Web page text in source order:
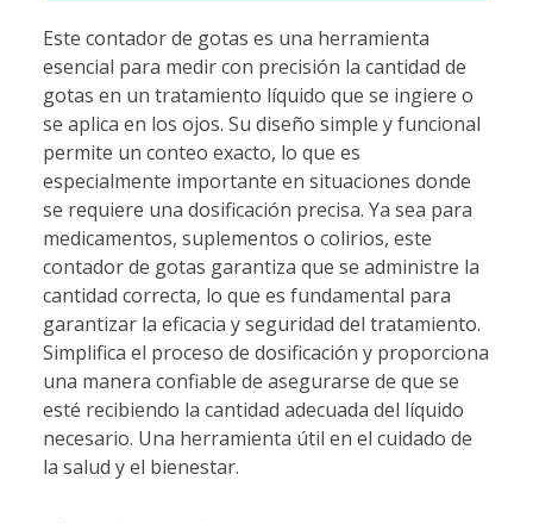
Este contador de gotas es una herramienta
esencial para medir con precisión la cantidad de
gotas en un tratamiento líquido que se ingiere o
se aplica en los ojos. Su diseño simple y funcional
permite un conteo exacto, lo que es
especialmente importante en situaciones donde
se requiere una dosificación precisa. Ya sea para
medicamentos, suplementos o colirios, este
contador de gotas garantiza que se administre la
cantidad correcta, lo que es fundamental para
garantizar la eficacia y seguridad del tratamiento.
Simplifica el proceso de dosificación y proporciona
una manera confiable de asegurarse de que se
esté recibiendo la cantidad adecuada del líquido
necesario. Una herramienta útil en el cuidado de
la salud y el bienestar.